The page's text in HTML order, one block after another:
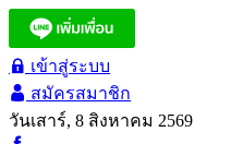
เข้าสู่ระบบ
สมัครสมาชิก
วันเสาร์, 8 สิงหาคม 2569